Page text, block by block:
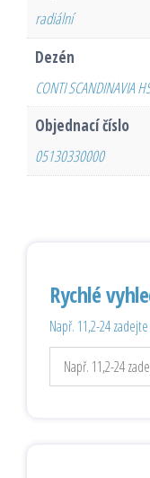
radiální
Dezén
CONTI SCANDINAVIA
Objednací číslo
05130330000
Rychlé
Např. 11,2-24